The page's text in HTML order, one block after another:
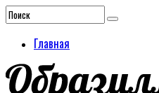
Главная